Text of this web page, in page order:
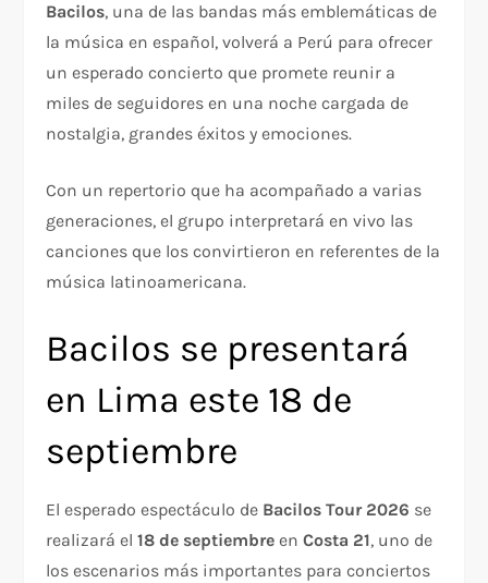
Bacilos, una de las bandas más emblemáticas de
la música en español, volverá a Perú para ofrecer
un esperado concierto que promete reunir a
miles de seguidores en una noche cargada de
nostalgia, grandes éxitos y emociones.
Con un repertorio que ha acompañado a varias
generaciones, el grupo interpretará en vivo las
canciones que los convirtieron en referentes de la
música latinoamericana.
Bacilos se presentará
en Lima este 18 de
septiembre
El esperado espectáculo de Bacilos Tour 2026 se
realizará el18 de septiembre enCosta 21, uno de
los escenarios más importantes para conciertos